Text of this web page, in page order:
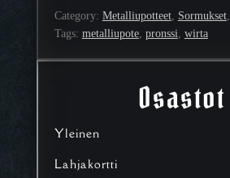
Osastot
Yleinen
Lahjakortti
muunnelma.
Voit
tehdä
valinnat
sivulla.
Category: Metalliupotteet, Sormukset,
Tags: metalliupote, pronssi, wirta